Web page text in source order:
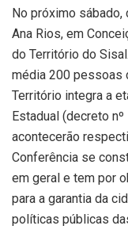
No próximo sábado,
Ana Rios, em
do Território do
média 200 pessoas
Território integra a
Estadual (decreto
acontecerão
Conferência se
em geral e tem por
para a garantia da
políticas públicas